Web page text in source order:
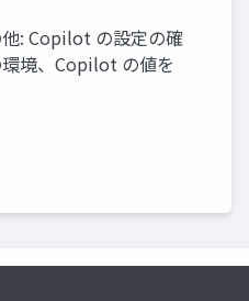
: Copilot の設定の確
境、Copilot の値を